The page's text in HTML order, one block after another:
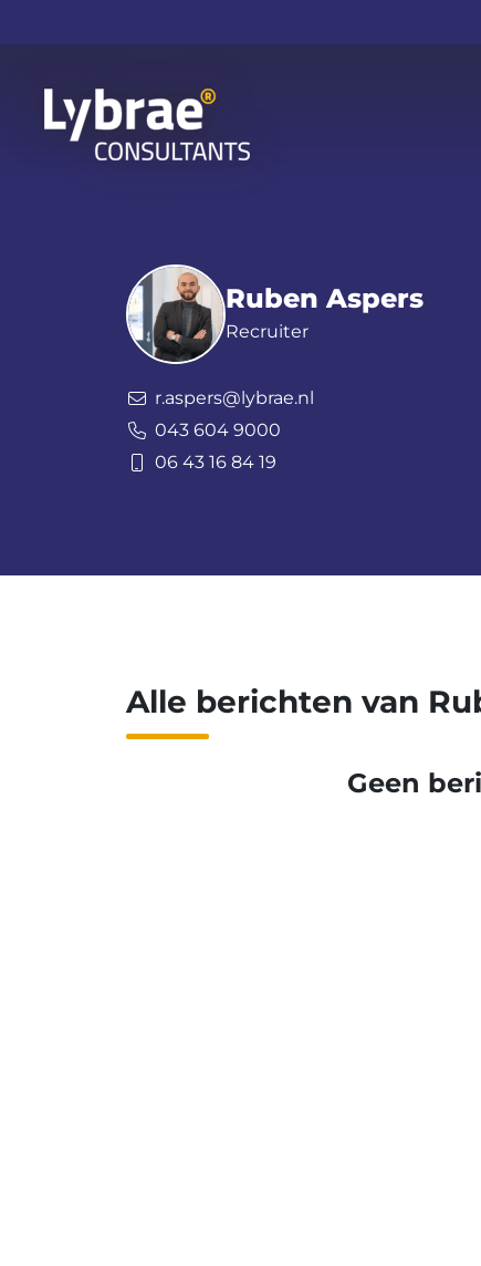
Ruben Aspers
Recruiter
r.aspers@lybrae.nl
043 604 9000
06 43 16 84 19
Alle berichten van
Geen